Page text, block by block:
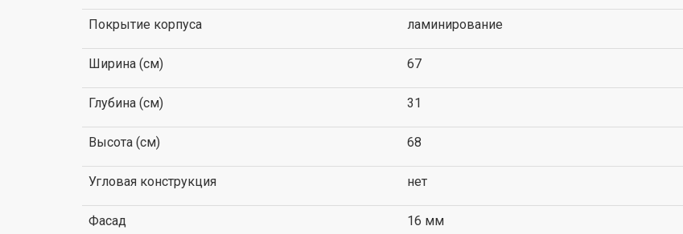
Покрытие корпуса ламинирование
Ширина (см) 67
Глубина (см) 31
Высота (см) 68
Угловая конструкция нет
Фасад 16 мм